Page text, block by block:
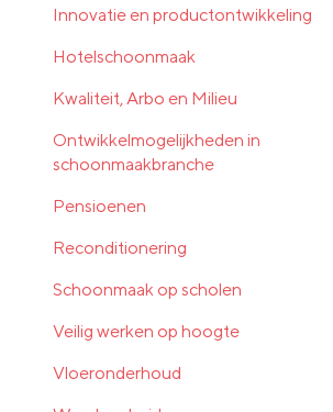
Innovatie en productontwikkeling
Hotelschoonmaak
Kwaliteit, Arbo en Milieu
Ontwikkelmogelijkheden in
schoonmaakbranche
Pensioenen
Reconditionering
Schoonmaak op scholen
Veilig werken op hoogte
Vloeronderhoud